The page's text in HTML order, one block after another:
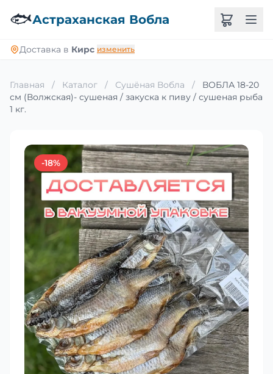
🐟Астраханская Вобла
Доставка в Кирс изменить
Главная / Каталог / Сушёная Вобла /
ВОБЛА 18-20
см (Волжская)- сушеная / закуска к пиву / сушеная рыба
1 кг.
-18%